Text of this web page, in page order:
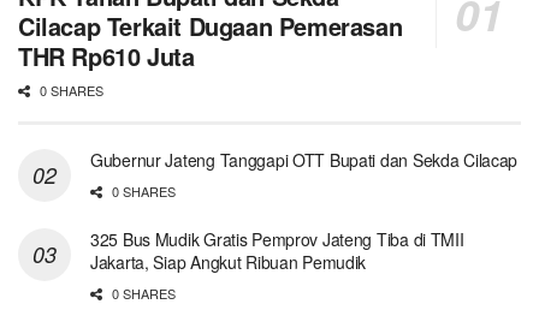
Cilacap Terkait Dugaan Pemerasan
THR Rp610 Juta
0 SHARES
Gubernur Jateng Tanggapi OTT Bupati dan Sekda Cilacap
0 SHARES
325 Bus Mudik Gratis Pemprov Jateng Tiba di TMII
Jakarta, Siap Angkut Ribuan Pemudik
0 SHARES